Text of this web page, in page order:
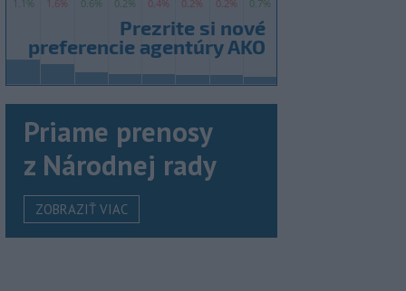
Priame prenosy
z Národnej rady
ZOBRAZIŤ VIAC